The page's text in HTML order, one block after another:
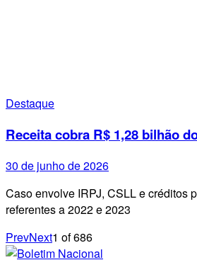
Destaque
Receita cobra R$ 1,28 bilhão
30 de junho de 2026
Caso envolve IRPJ, CSLL e créditos
referentes a 2022 e 2023
PrevNext1 of686